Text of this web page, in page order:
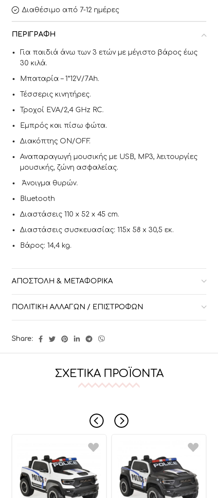
Διαθέσιμο από 7-12 ημέρες
ΠΕΡΙΓΡΑΦΉ
Για παιδιά άνω των 3 ετών με μέγιστο βάρος έως
30 κιλά.
Μπαταρία – 1*12V/7Ah.
Τέσσερις κινητήρες.
Τροχοί EVA/2,4 GHz RC.
Εμπρός και πίσω φώτα.
Διακόπτης ON/OFF.
Αναπαραγωγή μουσικής με USB, MP3, λειτουργίες
μουσικής, ζώνη ασφαλείας.
Άνοιγμα θυρών.
Bluetooth
Διαστάσεις 110 x 52 x 45 cm.
Διαστάσεις συσκευασίας: 115x 58 x 30,5 εκ.
Βάρος: 14,4 kg.
ΑΠΟΣΤΟΛΉ & ΜΕΤΑΦΟΡΙΚΆ
ΠΟΛΙΤΙΚΉ ΑΛΛΑΓΏΝ / ΕΠΙΣΤΡΟΦΏΝ
Share:
ΣΧΕΤΙΚΆ ΠΡΟΪΌΝΤΑ